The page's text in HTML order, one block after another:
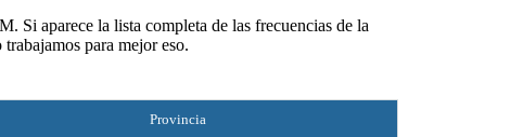
Si aparece la lista completa de las frecuencias de la
para mejor eso.
Provincia